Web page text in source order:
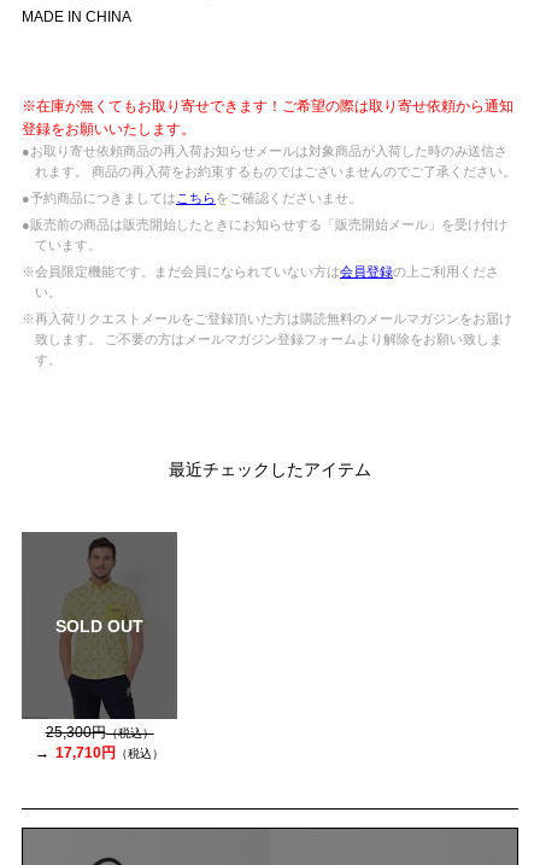
MADE IN CHINA
※在庫が無くてもお取り寄せできます！ご希望の際は取り寄せ依頼から通知
登録をお願いいたします。
●お取り寄せ依頼商品の再入荷お知らせメールは対象商品が入荷した時のみ送信さ
れます。 商品の再入荷をお約束するものではございませんのでご了承ください。
●予約商品につきましては こちらをご確認くださいませ。
●販売前の商品は販売開始したときにお知らせする「販売開始メール」を受け付け
ています。
※会員限定機能です。まだ会員になられていない方は会員登録の上ご利用くださ
い。
※再入荷リクエストメールをご登録頂いた方は購読無料のメールマガジンをお届け
致します。 ご不要の方はメールマガジン登録フォームより解除をお願い致しま
す。
最近チェックしたアイテム
SOLD OUT
25,300円（税込）
17,710円 （税込）